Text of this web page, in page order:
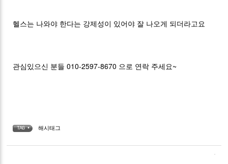
헬스는 나와야 한다는 강제성이 있어야 잘 나오게 되더라고요
관심있으신 분들 010-2597-8670 으로 연락 주세요~
TAG • 해시태그